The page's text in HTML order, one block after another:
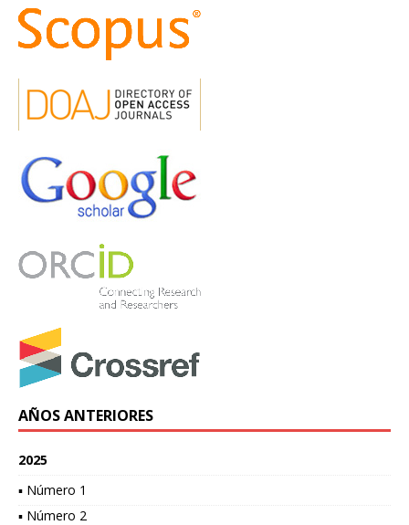
AÑOS ANTERIORES
2025
▪ Número 1
▪ Número 2